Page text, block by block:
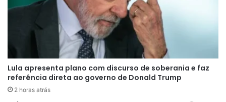
integralmente aos cuidados do marido e da filha,
reforçando que essa prioridade exige sua
atenção completa neste período. A manifestação
também foi direcionada ao presidente do Partido
Liberal, Valdemar Costa Neto, a quem comunicou
pessoalmente sua decisão antes da divulgação
Lula apresenta plano com discurso de soberania e faz
referência direta ao governo de Donald Trump
2 horas atrás